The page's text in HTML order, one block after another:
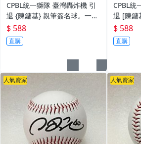
CPBL統一獅隊 臺灣轟炸機 引
退 {陳鏞基} 親筆簽名球。一般
空白簽名棒球上.1
$ 588
直購
CPBL統
退 [陳鏞
空白簽名
$ 588
直購
人氣賣家 人氣賣家